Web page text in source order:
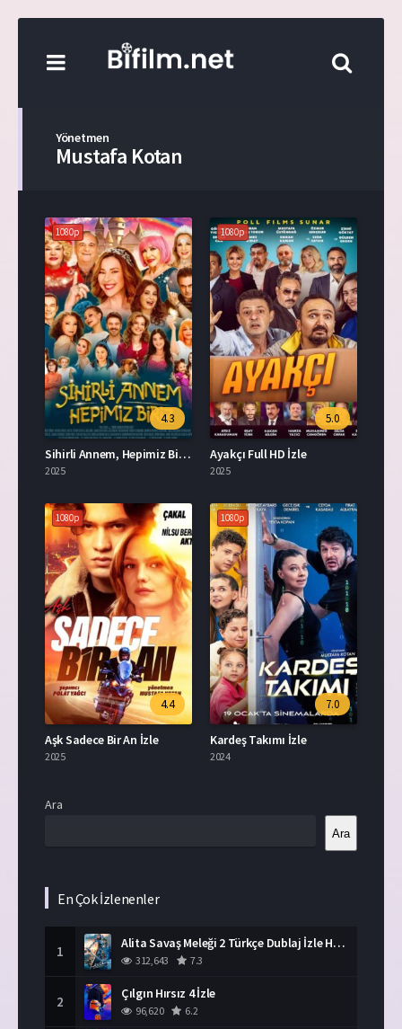
Yönetmen
Mustafa Kotan
1080p
4.3
Sihirli Annem, Hepimiz Biriz Full HD İzle
2025
1080p
5.0
Ayakçı Full HD İzle
2025
1080p
4.4
Aşk Sadece Bir An İzle
2025
1080p
7.0
Kardeş Takımı İzle
2024
Ara
Ara
En Çok İzlenenler
1 Alita Savaş Meleği 2 Türkçe Dublaj İzle HD Film
312,643 7.3
2 Çılgın Hırsız 4 İzle
96,620 6.2